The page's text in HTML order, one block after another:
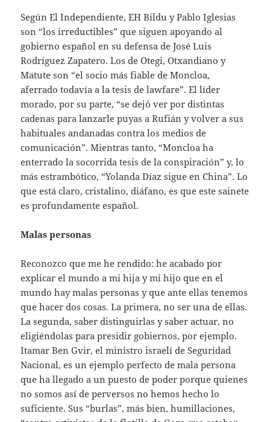
Según El Independiente, EH Bildu y Pablo Iglesias
son “los irreductibles” que siguen apoyando al
gobierno español en su defensa de José Luis
Rodríguez Zapatero. Los de Otegi, Otxandiano y
Matute son “el socio más fiable de Moncloa,
aferrado todavía a la tesis de lawfare”. El líder
morado, por su parte, “se dejó ver por distintas
cadenas para lanzarle puyas a Rufián y volver a sus
habituales andanadas contra los medios de
comunicación”. Mientras tanto, “Moncloa ha
enterrado la socorrida tesis de la conspiración” y, lo
más estrambótico, “Yolanda Díaz sigue en China”. Lo
que está claro, cristalino, diáfano, es que este sainete
es profundamente español.
Malas personas
Reconozco que me he rendido: he acabado por
explicar el mundo a mi hija y mi hijo que en el
mundo hay malas personas y que ante ellas tenemos
que hacer dos cosas. La primera, no ser una de ellas.
La segunda, saber distinguirlas y saber actuar, no
eligiéndolas para presidir gobiernos, por ejemplo.
Itamar Ben Gvir, el ministro israelí de Seguridad
Nacional, es un ejemplo perfecto de mala persona
que ha llegado a un puesto de poder porque quienes
no somos así de perversos no hemos hecho lo
suficiente. Sus “burlas”, más bien, humillaciones,